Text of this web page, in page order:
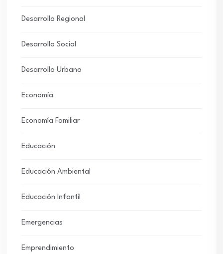
Desarrollo Regional
Desarrollo Social
Desarrollo Urbano
Economía
Economía Familiar
Educación
Educación Ambiental
Educación Infantil
Emergencias
Emprendimiento